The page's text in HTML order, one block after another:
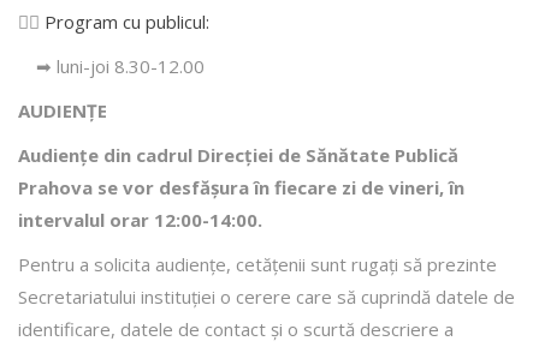
👩‍⚕️ Program cu publicul:
➡ luni-joi 8.30-12.00
AUDIENȚE
Audiențe din cadrul Direcţiei de Sănătate Publică
Prahova se vor desfăşura în fiecare zi de vineri, în
intervalul orar 12:00-14:00.
Pentru a solicita audienţe, cetăţenii sunt rugaţi să prezinte
Secretariatului instituției o cerere care să cuprindă datele de
identificare, datele de contact şi o scurtă descriere a